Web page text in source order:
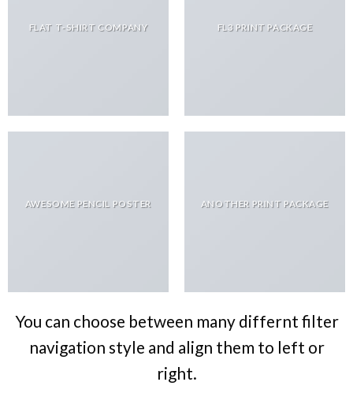
FLAT T-SHIRT COMPANY FL3 PRINT PACKAGE
AWESOME PENCIL POSTER ANOTHER PRINT PACKAGE
You can choose between many differnt filter
navigation style and align them to left or
right.